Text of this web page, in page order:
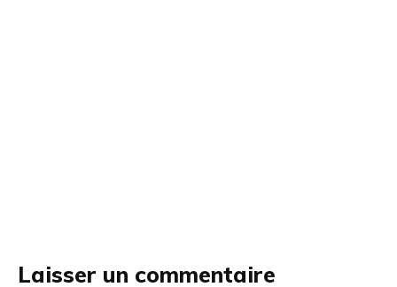
Laisser un commentaire